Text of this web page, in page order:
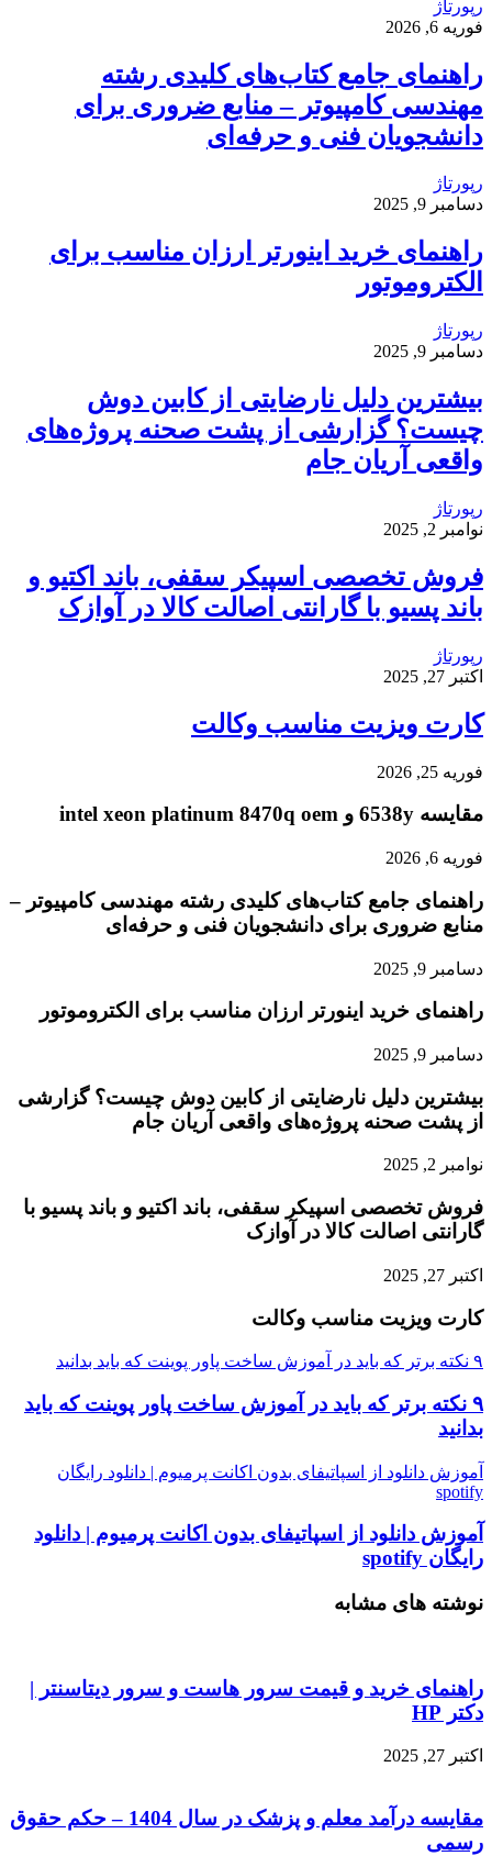
رپورتاژ
فوریه 6, 2026
راهنمای جامع کتاب‌های کلیدی رشته
مهندسی کامپیوتر – منابع ضروری برای
دانشجویان فنی و حرفه‌ای
رپورتاژ
دسامبر 9, 2025
راهنمای خرید اینورتر ارزان مناسب برای
الکتروموتور
رپورتاژ
دسامبر 9, 2025
بیشترین دلیل نارضایتی از کابین دوش
چیست؟ گزارشی از پشت صحنه پروژه‌های
واقعی آریان جام
رپورتاژ
نوامبر 2, 2025
فروش تخصصی اسپیکر سقفی، باند اکتیو و
باند پسیو با گارانتی اصالت کالا در آوازک
رپورتاژ
اکتبر 27, 2025
کارت ویزیت مناسب وکالت
فوریه 25, 2026
مقایسه 6538y و intel xeon platinum 8470q oem
فوریه 6, 2026
راهنمای جامع کتاب‌های کلیدی رشته مهندسی کامپیوتر –
منابع ضروری برای دانشجویان فنی و حرفه‌ای
دسامبر 9, 2025
راهنمای خرید اینورتر ارزان مناسب برای الکتروموتور
دسامبر 9, 2025
بیشترین دلیل نارضایتی از کابین دوش چیست؟ گزارشی
از پشت صحنه پروژه‌های واقعی آریان جام
نوامبر 2, 2025
فروش تخصصی اسپیکر سقفی، باند اکتیو و باند پسیو با
گارانتی اصالت کالا در آوازک
اکتبر 27, 2025
کارت ویزیت مناسب وکالت
۹ نکته برتر که باید در آموزش ساخت پاور پوینت که باید بدانید
۹ نکته برتر که باید در آموزش ساخت پاور پوینت که باید
بدانید
آموزش دانلود از اسپاتیفای بدون اکانت پرمیوم | دانلود رایگان
spotify
آموزش دانلود از اسپاتیفای بدون اکانت پرمیوم | دانلود
رایگان spotify
نوشته های مشابه
راهنمای خرید و قیمت سرور هاست و سرور دیتاسنتر |
دکتر HP
اکتبر 27, 2025
مقایسه درآمد معلم و پزشک در سال 1404 – حکم حقوق
رسمی